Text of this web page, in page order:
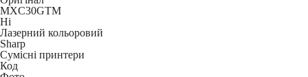
MXC30GTM
Ні
Лазерний кольоровий
Sharp
Сумісні принтери
Код